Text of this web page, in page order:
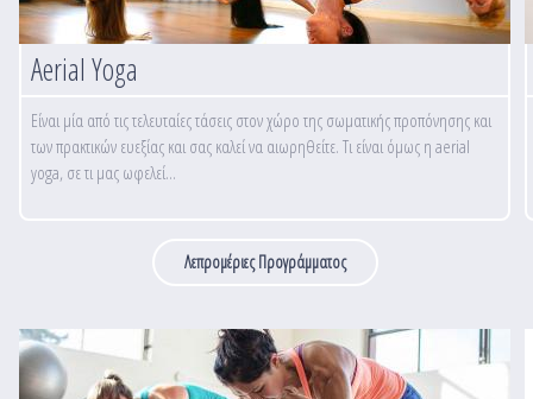
Aerial Yoga
Είναι μία από τις τελευταίες τάσεις στον χώρο της σωματικής προπόνησης και
των πρακτικών ευεξίας και σας καλεί να αιωρηθείτε. Τι είναι όμως η aerial
yoga, σε τι μας ωφελεί...
Λεπρομέριες Προγράμματος